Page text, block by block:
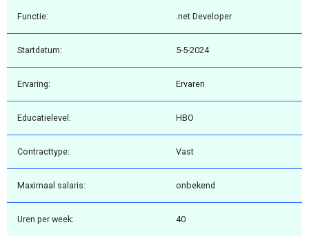
Functie: .net Developer
Startdatum: 5-5-2024
Ervaring: Ervaren
Educatielevel: HBO
Contracttype: Vast
Maximaal salaris: onbekend
Uren per week: 40